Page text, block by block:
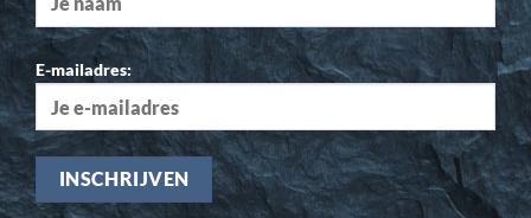
E-mailadres: